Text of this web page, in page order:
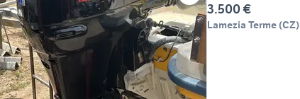
3.500 €
Lamezia Terme (CZ)